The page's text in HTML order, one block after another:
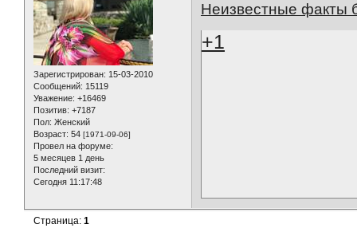
Зарегистрирован: 15-03-2010
Сообщений: 15119
Уважение: +16469
Позитив: +7187
Пол: Женский
Возраст: 54 [1971-09-06]
Провел на форуме:
5 месяцев 1 день
Последний визит:
Сегодня 11:17:48
Неизвестные факты
+1
Страница:1